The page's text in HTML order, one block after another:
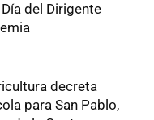
del Dirigente
decreta
para San Pablo,